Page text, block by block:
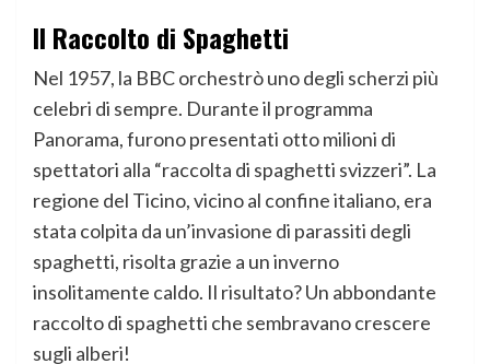
Il Raccolto di Spaghetti
Nel 1957, la BBC orchestrò uno degli scherzi più
celebri di sempre. Durante il programma
Panorama, furono presentati otto milioni di
spettatori alla “raccolta di spaghetti svizzeri”. La
regione del Ticino, vicino al confine italiano, era
stata colpita da un’invasione di parassiti degli
spaghetti, risolta grazie a un inverno
insolitamente caldo. Il risultato? Un abbondante
raccolto di spaghetti che sembravano crescere
sugli alberi!